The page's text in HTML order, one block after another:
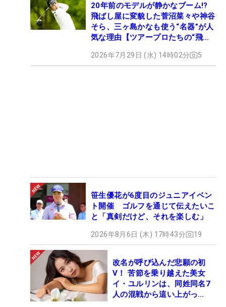
20年前のモデルが静かなブーム!?
飛ばし屋に変貌した菅沼菜々や神谷
そら、三ヶ島かなも使う“名器”が人
気な理由【ツアープロたちの“飛ば
2026年7月29日 (水) 14時02分 5
笹生優花が6度目のジュニアイベン
ト開催 ゴルフを通じて伝えたいこ
と「真剣だけど、それを楽しむ」
2026年8月6日 (木) 17時43分 19
改名が呼び込んだ悲願の初
V！ 苦節を乗り越えた美女
イ・ユルリンは、同姓同名7
人の混戦から這い上がっ